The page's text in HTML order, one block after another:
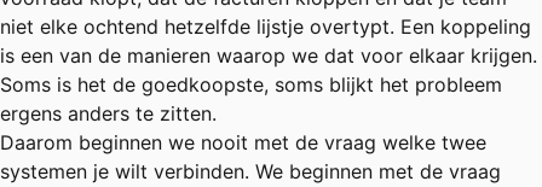
niet elke ochtend hetzelfde lijstje overtypt. Een koppeling
is een van de manieren waarop we dat voor elkaar krijgen.
Soms is het de goedkoopste, soms blijkt het probleem
ergens anders te zitten.
Daarom beginnen we nooit met de vraag welke twee
systemen je wilt verbinden. We beginnen met de vraag